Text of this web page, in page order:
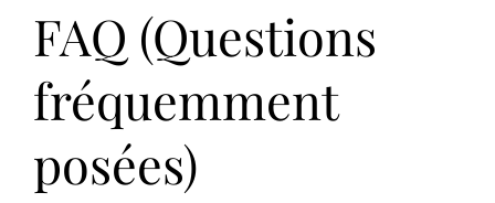
FAQ (Questions
fréquemment
posées)